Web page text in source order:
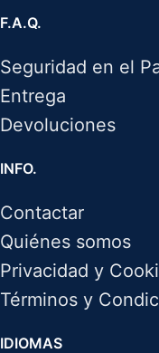
F.A.Q.
Seguridad en el
Entrega
Devoluciones
INFO.
Contactar
Quiénes somos
Privacidad y
Términos y
IDIOMAS